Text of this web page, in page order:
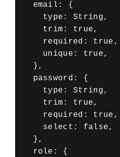
email: {
type: String,
trim: true,
required: true,
unique: true,
},
password: {
type: String,
trim: true,
required: true,
select: false,
},
role: {